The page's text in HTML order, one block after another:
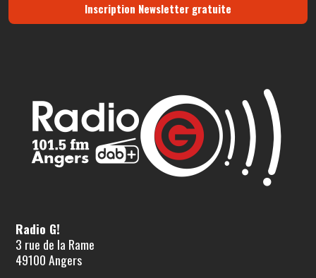
Inscription Newsletter gratuite
Radio G!
3 rue de la Rame
49100 Angers